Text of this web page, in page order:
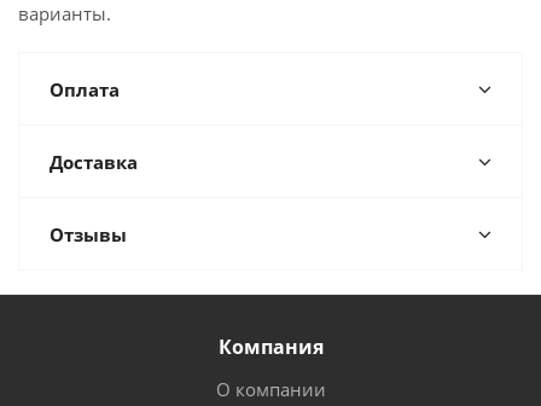
варианты.
Оплата
Доставка
Отзывы
Компания
О компании